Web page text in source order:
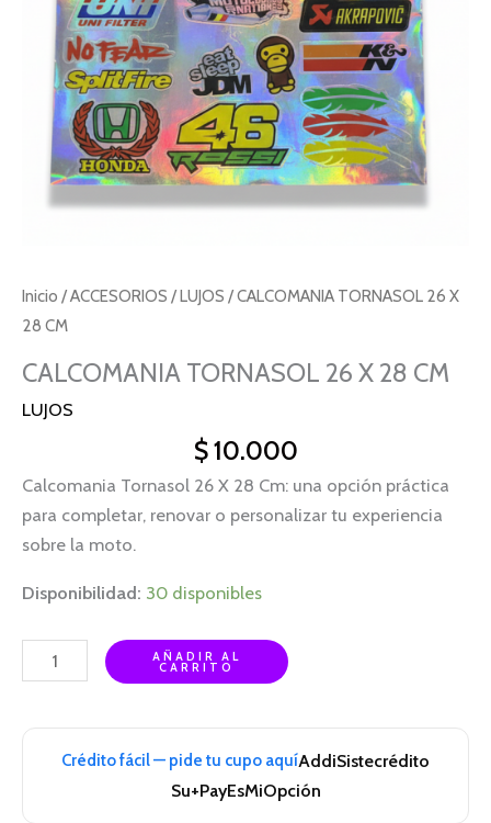
Inicio /ACCESORIOS /LUJOS / CALCOMANIA TORNASOL 26 X
28 CM
CALCOMANIA TORNASOL 26 X 28 CM
LUJOS
$10.000
Calcomania Tornasol 26 X 28 Cm: una opción práctica
para completar, renovar o personalizar tu experiencia
sobre la moto.
Disponibilidad: 30 disponibles
AÑADIR AL
CARRITO
Crédito fácil — pide tu cupo aquíAddiSistecrédito
Su+PayEsMiOpción